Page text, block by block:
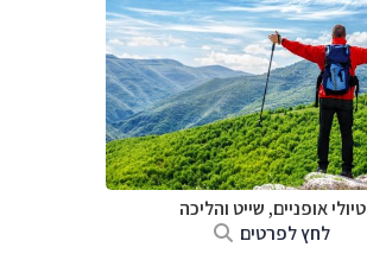
טיולי אופניים, שייט והליכה
לחץ לפרטים